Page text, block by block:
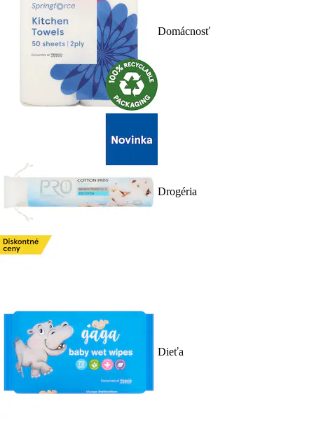
Domácnosť
Drogéria
Dieťa